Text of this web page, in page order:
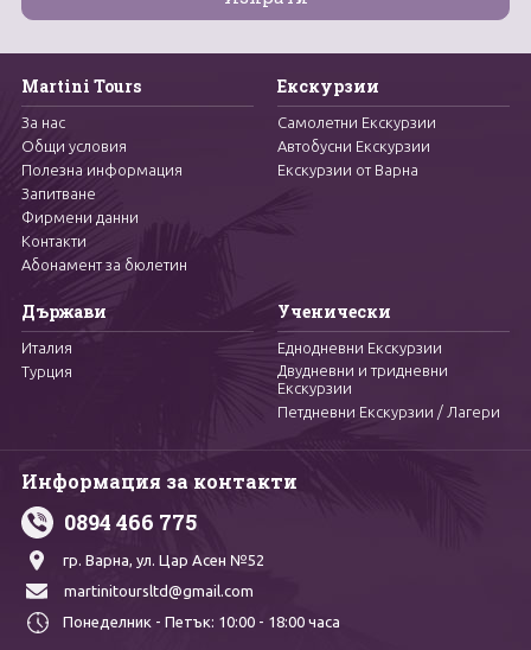
Martini Tours
За нас
Общи условия
Полезна информация
Запитване
Фирмени данни
Контакти
Абонамент за бюлетин
Екскурзии
Самолетни Екскурзии
Автобусни Екскурзии
Екскурзии от Варна
Държави
Италия
Турция
Ученически
Еднодневни Екскурзии
Двудневни и тридневни
Екскурзии
Петдневни Екскурзии / Лагери
Информация за контакти
0894 466 775
гр. Варна, ул. Цар Асен №52
martinitoursltd@gmail.com
Понеделник - Петък: 10:00 - 18:00 часа